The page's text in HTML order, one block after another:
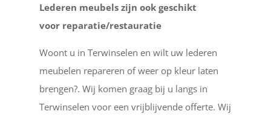
Lederen meubels zijn ook geschikt
voor reparatie/restauratie
Woont u in Terwinselen en wilt uw lederen
meubelen repareren of weer op kleur laten
brengen?. Wij komen graag bij u langs in
Terwinselen voor een vrijblijvende offerte. Wij